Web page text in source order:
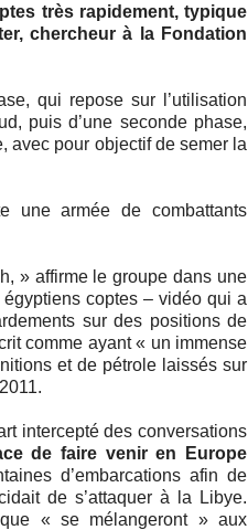
très rapidement, typique
chercheur à la Fondation
qui repose sur l’utilisation
puis d’une seconde phase,
avec pour objectif de semer la
une armée de combattants
» affirme le groupe dans une
coptes – vidéo qui a
sur des positions de
comme ayant « un immense
et de pétrole laissés sur
intercepté des conversations
de faire venir en Europe
d’embarcations afin de
de s’attaquer à la Libye.
« se mélangeront » aux